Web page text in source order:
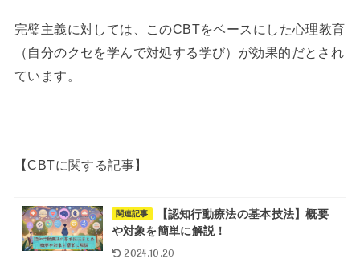
完璧主義に対しては、このCBTをベースにした心理教育
（自分のクセを学んで対処する学び）が効果的だとされ
ています。
【CBTに関する記事】
関連記事
【認知行動療法の基本技法】概要
や対象を簡単に解説！
2024.10.20